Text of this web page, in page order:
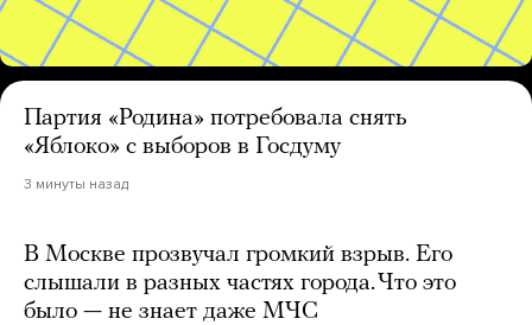
Партия «Родина» потребовала снять
«Яблоко» с выборов в Госдуму
3 минуты назад
В Москве прозвучал громкий взрыв. Его
слышали в разных частях города. Что это
было — не знает даже МЧС